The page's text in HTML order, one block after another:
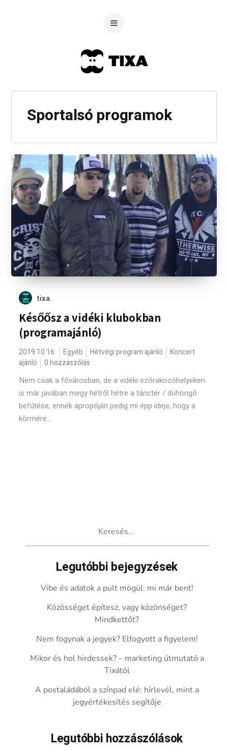
Sportalsó programok
tixa
Későősz a vidéki klubokban
(programajánló)
2019.10.16. Egyéb Hétvégi program ajánló
Koncert
ajánló
0 hozzászólás
Nem csak a fővárosban, de a vidéki szórakozóhelyeken
is már javában megy hétről hétre a tánctér / dühöngő
befűtése, ennek apropóján pedig mi épp ideje, hogy a
körmére...
Legutóbbi bejegyzések
Vibe és adatok a pult mögül: mi már bent!
Közösséget építesz, vagy közönséget?
Mindkettőt?
Nem fogynak a jegyek? Elfogyott a figyelem!
Mikor és hol hirdessek? – marketing útmutató a
Tixától
A postaládából a színpad elé: hírlevél, mint a
jegyértékesítés segítője
Legutóbbi hozzászólások